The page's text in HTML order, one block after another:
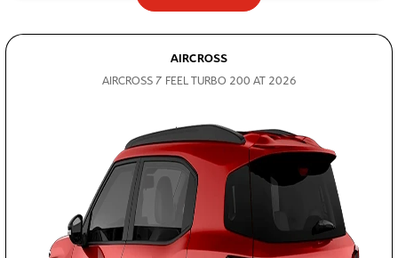
AIRCROSS
AIRCROSS 7 FEEL TURBO 200 AT 2026